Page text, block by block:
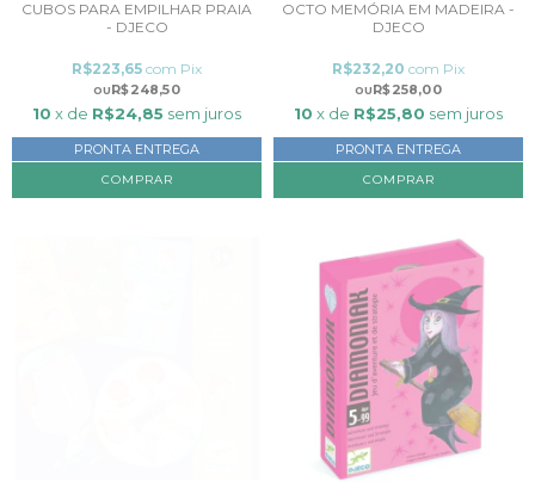
CUBOS PARA EMPILHAR PRAIA
- DJECO
R$248,50
R$223,65 com Pix
10 x de R$24,85 sem juros
PRONTA ENTREGA
OCTO MEMÓRIA EM MADEIRA -
DJECO
R$258,00
R$232,20 com Pix
10 x de R$25,80 sem juros
PRONTA ENTREGA